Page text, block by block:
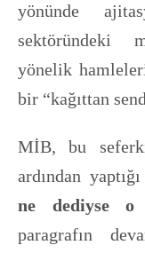
yönünde
sektöründeki
yönelik
bir “kağıttan
MİB, bu seferki
ardından
ne dediyse o
paragrafın